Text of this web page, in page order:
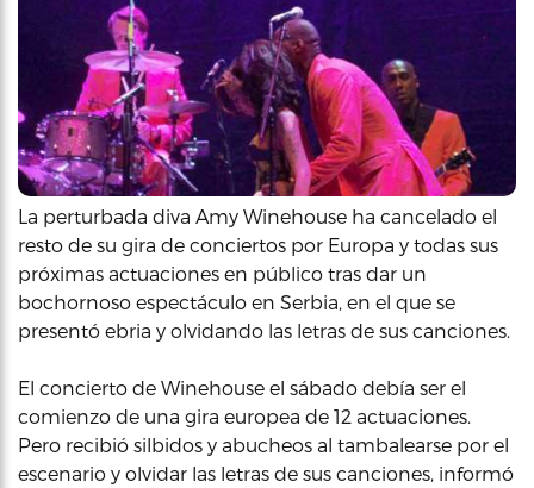
La perturbada diva Amy Winehouse ha cancelado el
resto de su gira de conciertos por Europa y todas sus
próximas actuaciones en público tras dar un
bochornoso espectáculo en Serbia, en el que se
presentó ebria y olvidando las letras de sus canciones.
El concierto de Winehouse el sábado debía ser el
comienzo de una gira europea de 12 actuaciones.
Pero recibió silbidos y abucheos al tambalearse por el
escenario y olvidar las letras de sus canciones, informó